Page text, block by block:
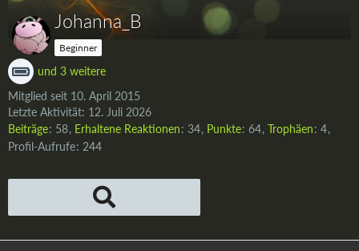
Johanna_B
Beginner
und 3 weitere
Mitglied seit 10. April 2015
Letzte Aktivität: 12. Juli 2026
Beiträge 58 Erhaltene Reaktionen 34 Punkte 64 Trophäen 4
Profil-Aufrufe 244